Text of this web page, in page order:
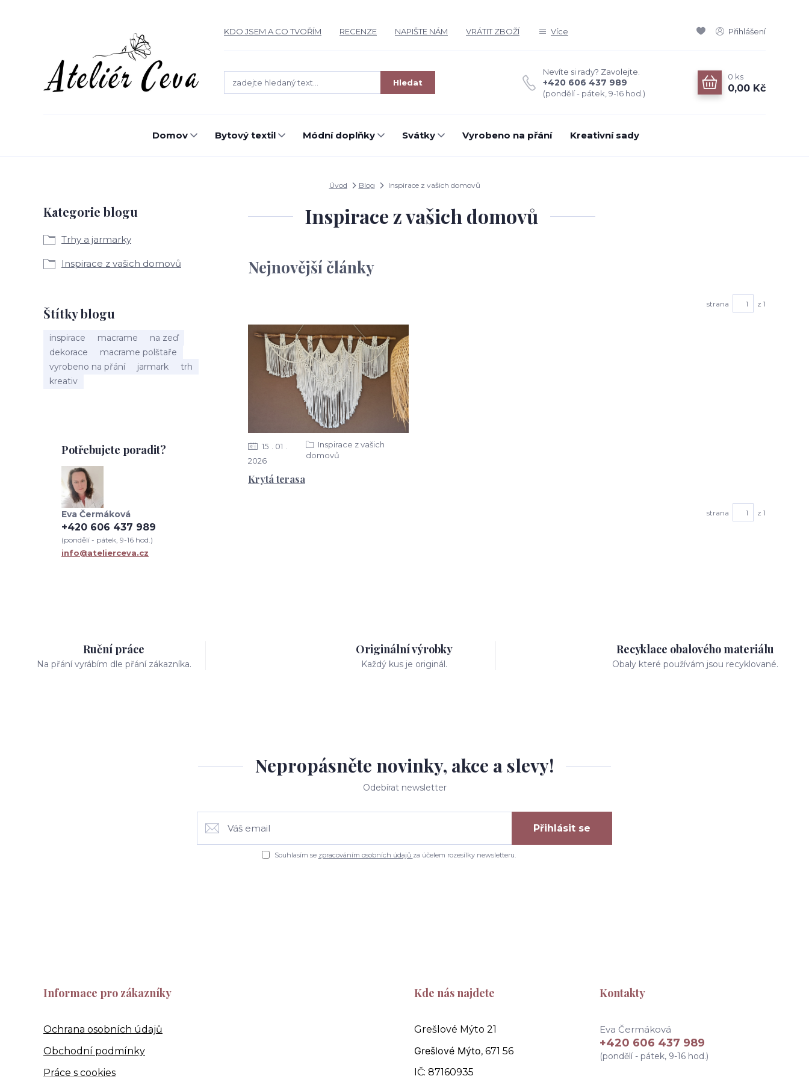
KDO JSEM A CO TVOŘÍM RECENZE NAPIŠTE NÁM VRÁTIT ZBOŽÍ Více Přihlášení
Hledat
Nevíte si rady? Zavolejte.
+420 606 437 989
(pondělí - pátek, 9-16 hod.)
0 ks
0,00 Kč
Domov Bytový textil Módní doplňky Svátky Vyrobeno na přání Kreativní sady
Úvod Blog Inspirace z vašich domovů
Kategorie blogu
Trhy a jarmarky
Inspirace z vašich domovů
Štítky blogu
inspirace macrame
na zeď
dekorace
macrame polštaře
vyrobeno na přání
jarmark
trh
kreativ
Potřebujete poradit?
Eva Čermáková
+420 606 437 989
(pondělí - pátek, 9-16 hod.)
info@atelierceva.cz
Inspirace z vašich domovů
Nejnovější články
strana z 1
Krytá terasa
15
01
2026
Inspirace z vašich
domovů
strana z 1
Ruční práce
Na přání vyrábím dle přání zákazníka.
Originální výrobky
Každý kus je originál.
Recyklace obalového materiálu
Obaly které používám jsou recyklované.
Nepropásněte novinky, akce a slevy!
Odebírat newsletter
Přihlásit se
Souhlasím se zpracováním osobních údajů za účelem rozesílky newsletteru.
Informace pro zákazníky
Ochrana osobních údajů
Obchodní podmínky
Práce s cookies
Kde nás najdete
Grešlové Mýto 21
Grešlové Mýto, 671 56
IČ: 87160935
Kontakty
Eva Čermáková
+420 606 437 989
(pondělí - pátek, 9-16 hod.)